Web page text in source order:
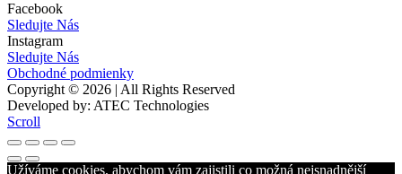
Facebook
Sledujte Nás
Instagram
Sledujte Nás
Obchodné podmienky
Copyright © 2026 | All Rights Reserved
Developed by: ATEC Technologies
Scroll
Užíváme cookies, abychom vám zajistili co možná nejsnadnější